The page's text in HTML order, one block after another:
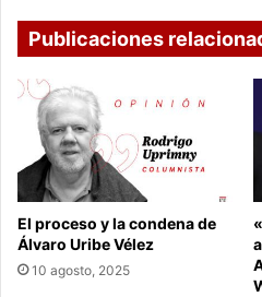
en
Boyacá
Publicaciones
El proceso y la condena de
Álvaro Uribe Vélez
10 agosto, 2025